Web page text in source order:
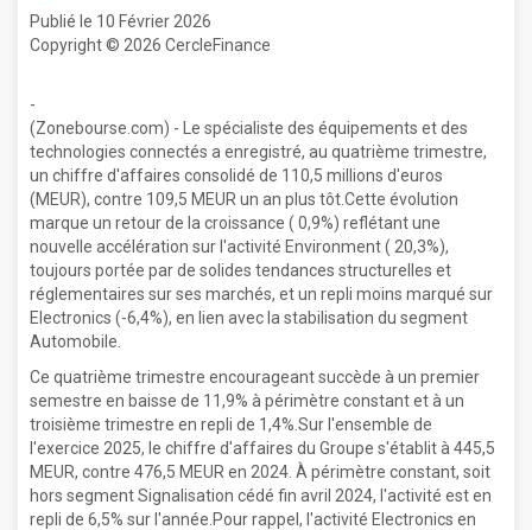
Publié le 10 Février 2026
Copyright © 2026 CercleFinance
-
(Zonebourse.com) - Le spécialiste des équipements et des
technologies connectés a enregistré, au quatrième trimestre,
un chiffre d'affaires consolidé de 110,5 millions d'euros
(MEUR), contre 109,5 MEUR un an plus tôt.Cette évolution
marque un retour de la croissance ( 0,9%) reflétant une
nouvelle accélération sur l'activité Environment ( 20,3%),
toujours portée par de solides tendances structurelles et
réglementaires sur ses marchés, et un repli moins marqué sur
Electronics (-6,4%), en lien avec la stabilisation du segment
Automobile.
Ce quatrième trimestre encourageant succède à un premier
semestre en baisse de 11,9% à périmètre constant et à un
troisième trimestre en repli de 1,4%.Sur l'ensemble de
l'exercice 2025, le chiffre d'affaires du Groupe s'établit à 445,5
MEUR, contre 476,5 MEUR en 2024. À périmètre constant, soit
hors segment Signalisation cédé fin avril 2024, l'activité est en
repli de 6,5% sur l'année.Pour rappel, l'activité Electronics en